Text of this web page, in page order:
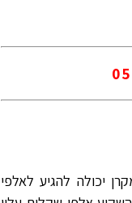
יכולה להגיע לאלפי